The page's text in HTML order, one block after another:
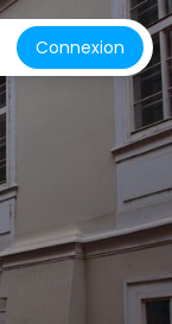
Connexion